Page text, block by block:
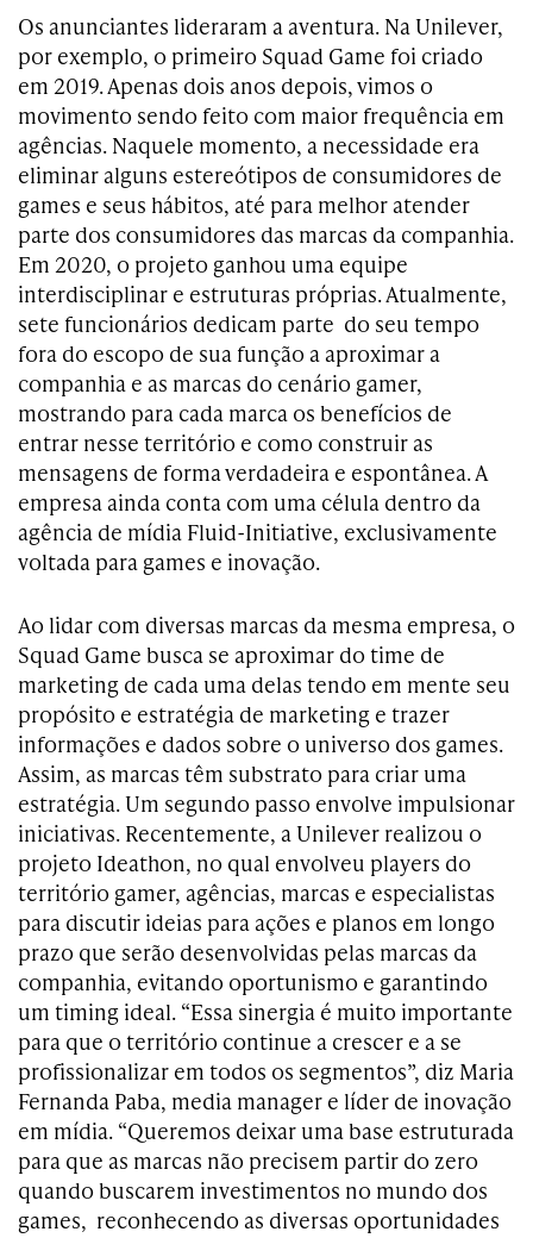
Os anunciantes lideraram a aventura. Na Unilever,
por exemplo, o primeiro Squad Game foi criado
em 2019. Apenas dois anos depois, vimos o
movimento sendo feito com maior frequência em
agências. Naquele momento, a necessidade era
eliminar alguns estereótipos de consumidores de
games e seus hábitos, até para melhor atender
parte dos consumidores das marcas da companhia.
Em 2020, o projeto ganhou uma equipe
interdisciplinar e estruturas próprias. Atualmente,
sete funcionários dedicam parte do seu tempo
fora do escopo de sua função a aproximar a
companhia e as marcas do cenário gamer,
mostrando para cada marca os benefícios de
entrar nesse território e como construir as
mensagens de forma verdadeira e espontânea. A
empresa ainda conta com uma célula dentro da
agência de mídia Fluid-Initiative, exclusivamente
voltada para games e inovação.
Ao lidar com diversas marcas da mesma empresa, o
Squad Game busca se aproximar do time de
marketing de cada uma delas tendo em mente seu
propósito e estratégia de marketing e trazer
informações e dados sobre o universo dos games.
Assim, as marcas têm substrato para criar uma
estratégia. Um segundo passo envolve impulsionar
iniciativas. Recentemente, a Unilever realizou o
projeto Ideathon, no qual envolveu players do
território gamer, agências, marcas e especialistas
para discutir ideias para ações e planos em longo
prazo que serão desenvolvidas pelas marcas da
companhia, evitando oportunismo e garantindo
um timing ideal. “Essa sinergia é muito importante
para que o território continue a crescer e a se
profissionalizar em todos os segmentos”, diz Maria
Fernanda Paba, media manager e líder de inovação
em mídia. “Queremos deixar uma base estruturada
para que as marcas não precisem partir do zero
quando buscarem investimentos no mundo dos
games, reconhecendo as diversas oportunidades